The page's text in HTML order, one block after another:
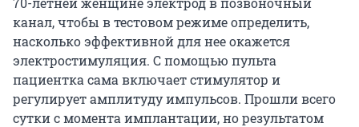
канал, чтобы в тестовом режиме определить,
насколько эффективной для нее окажется
электростимуляция. С помощью пульта
пациентка сама включает стимулятор и
регулирует амплитуду импульсов. Прошли всего
сутки с момента имплантации, но результатом